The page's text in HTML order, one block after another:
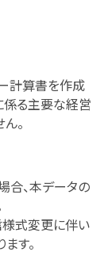
計算書を作成
係る主要な経営
。
、本データの
式変更に伴い
す。